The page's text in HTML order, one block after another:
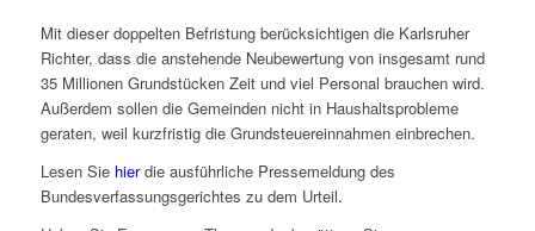
Mit dieser doppelten Befristung berücksichtigen die Karlsruher
Richter, dass die anstehende Neubewertung von insgesamt rund
35 Millionen Grundstücken Zeit und viel Personal brauchen wird.
Außerdem sollen die Gemeinden nicht in Haushaltsprobleme
geraten, weil kurzfristig die Grundsteuereinnahmen einbrechen.
Lesen Sie hierdie ausführliche Pressemeldung des
Bundesverfassungsgerichtes zu dem Urteil.